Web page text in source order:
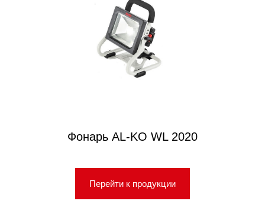
Фонарь AL-KO WL 2020
Перейти к продукции